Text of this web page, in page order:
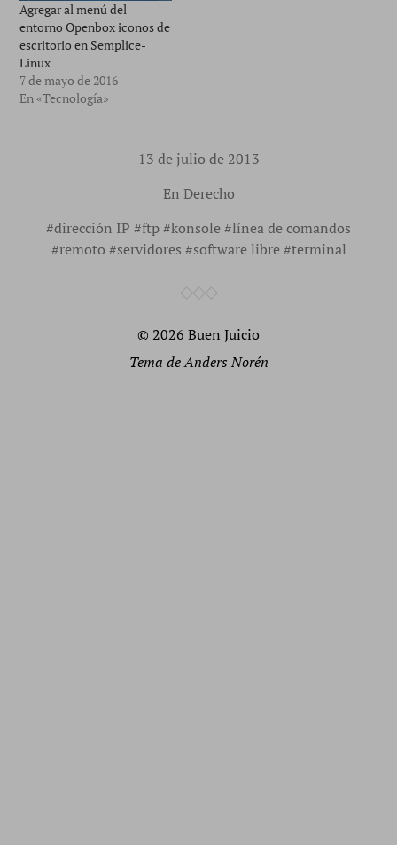
Agregar al menú del
entorno Openbox iconos de
escritorio en Semplice-
Linux
7 de mayo de 2016
En «Tecnología»
13 de julio de 2013
En Derecho
#dirección IP #ftp#konsole#línea de comandos
#remoto #servidores #software libre#terminal
© 2026 Buen Juicio
Tema deAnders Norén